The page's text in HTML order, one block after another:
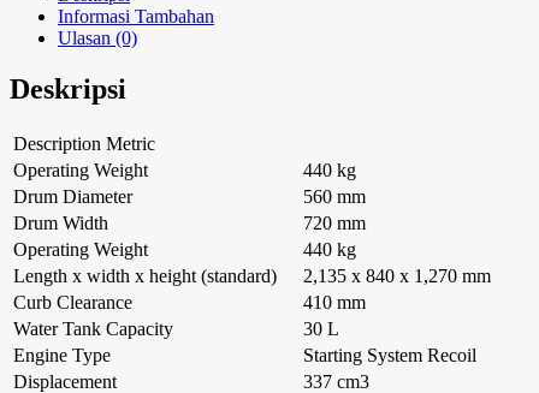
Informasi Tambahan
Ulasan (0)
Deskripsi
Description Metric
Operating Weight
440 kg
Drum Diameter
560 mm
Drum Width
720 mm
Operating Weight
440 kg
Length x width x height (standard)
2,135 x 840 x 1,270 mm
Curb Clearance
410 mm
Water Tank Capacity
30 L
Engine Type
Starting System Recoil
Displacement
337 cm3